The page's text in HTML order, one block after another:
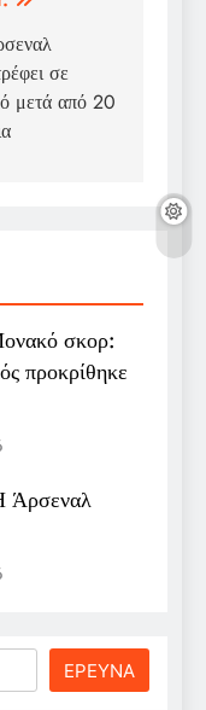
σε
μετά από 20
σκορ:
προκρίθηκε
Άρσεναλ
ΕΡΕΥΝΑ